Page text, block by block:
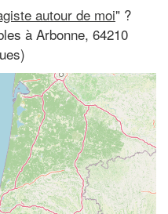
autour de moi" ?
à Arbonne, 64210